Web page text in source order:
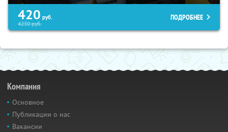
420 руб.
4230руб.
ПОДРОБНЕЕ
Компания
Основное
Публикации о нас
Вакансии